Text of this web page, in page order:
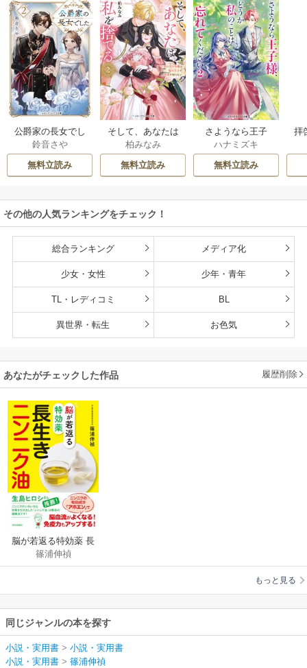
公爵家の長女でし
た
鈴音さや
無料立読み
そして、あなたは
私を捨てる
柏みなみ
無料立読み
さようなら王子
様、どうか私のこ
とは忘れてくださ
い
ハナミズキ
無料立読み
拝
その他の人気ランキングをチェック！
総合ランキング メディア化
少女・女性 少年・青年
TL・レディコミ BL
異世界・転生 お色気
あなたがチェックした作品 履歴削除
脳が若返る特効薬 長
生きニンニク油
篠浦伸禎
もっと見る
同じジャンルの本を探す
小説・実用書 > 小説・実用書
小説・実用書 > 篠浦伸禎